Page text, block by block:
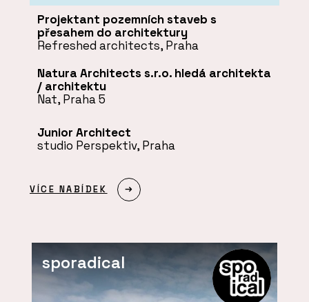
Projektant pozemních staveb s
přesahem do architektury
Refreshed architects, Praha
Natura Architects s.r.o. hledá architekta
/ architektu
Nat, Praha 5
Junior Architect
studio Perspektiv, Praha
VÍCE NABÍDEK
sporadical